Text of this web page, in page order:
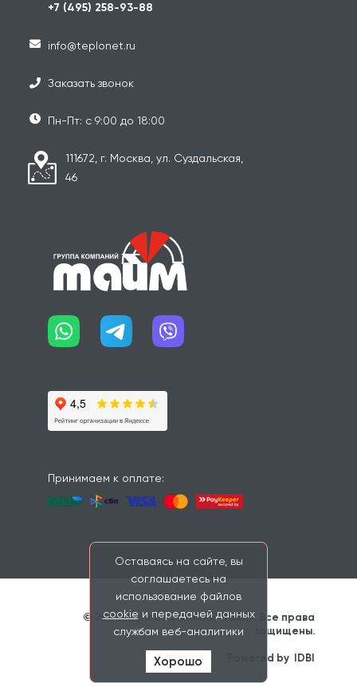
+7 (495) 258-93-88
info@teplonet.ru
Заказать звонок
Пн-Пт: с 9:00 до 18:00
111672, г. Москва, ул. Суздальская,
46
Принимаем к оплате:
© 2026 Группа компаний «Тайм». Все права
защищены.
                    Powered by
IDBI
Оставаясь на сайте, вы
соглашаетесь на
использование файлов
cookie и передачей данных
службам веб-аналитики
Хорошо